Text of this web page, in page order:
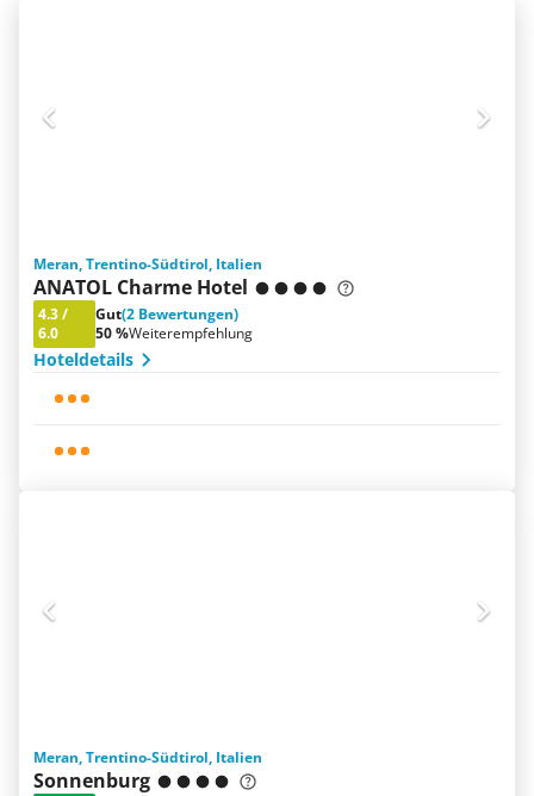
Meran, Trentino-Südtirol, Italien
ANATOL Charme Hotel
4.3/
6.0
Gut(2 Bewertungen)
50 %Weiterempfehlung
Hoteldetails
Meran, Trentino-Südtirol, Italien
Sonnenburg